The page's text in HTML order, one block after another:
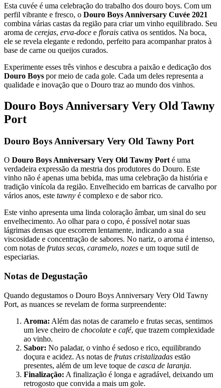
Esta cuvée é uma celebração do trabalho dos douro boys. Com um
perfil vibrante e fresco, o Douro Boys Anniversary Cuvée 2021
combina várias castas da região para criar um vinho equilibrado. Seu
aroma de cerejas, erva-doce e florais cativa os sentidos. Na boca,
ele se revela elegante e redondo, perfeito para acompanhar pratos à
base de carne ou queijos curados.
Experimente esses três vinhos e descubra a paixão e dedicação dos
Douro Boys por meio de cada gole. Cada um deles representa a
qualidade e inovação que o Douro traz ao mundo dos vinhos.
Douro Boys Anniversary Very Old Tawny
Port
Douro Boys Anniversary Very Old Tawny Port
O Douro Boys Anniversary Very Old Tawny Port é uma
verdadeira expressão da mestria dos produtores do Douro. Este
vinho não é apenas uma bebida, mas uma celebração da história e
tradição vinícola da região. Envelhecido em barricas de carvalho por
vários anos, este tawny é complexo e de sabor rico.
Este vinho apresenta uma linda coloração âmbar, um sinal do seu
envelhecimento. Ao olhar para o copo, é possível notar suas
lágrimas densas que escorrem lentamente, indicando a sua
viscosidade e concentração de sabores. No nariz, o aroma é intenso,
com notas de frutas secas, caramelo, nozes e um toque sutil de
especiarias.
Notas de Degustação
Quando degustamos o Douro Boys Anniversary Very Old Tawny
Port, as nuances se revelam de forma surpreendente:
Aroma: Além das notas de caramelo e frutas secas, sentimos
um leve cheiro de chocolate e café, que trazem complexidade
ao vinho.
Sabor: No paladar, o vinho é sedoso e rico, equilibrando
doçura e acidez. As notas de frutas cristalizadas estão
presentes, além de um leve toque de casca de laranja.
Finalização: A finalização é longa e agradável, deixando um
retrogosto que convida a mais um gole.